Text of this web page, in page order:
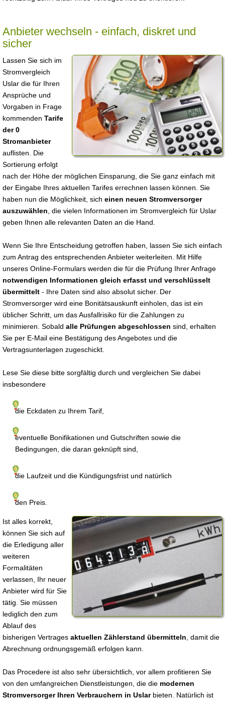
Anbieter wechseln - einfach, diskret und
sicher
Lassen Sie sich im
Stromvergleich
Uslar die für Ihren
Ansprüche und
Vorgaben in Frage
kommenden Tarife
der 0
Stromanbieter
auflisten. Die
Sortierung erfolgt
nach der Höhe der möglichen Einsparung, die Sie ganz einfach mit
der Eingabe Ihres aktuellen Tarifes errechnen lassen können. Sie
haben nun die Möglichkeit, sich einen neuen Stromversorger
auszuwählen , die vielen Informationen im Stromvergleich für Uslar
geben Ihnen alle relevanten Daten an die Hand.
Wenn Sie Ihre Entscheidung getroffen haben, lassen Sie sich einfach
zum Antrag des entsprechenden Anbieter weiterleiten. Mit Hilfe
unseres Online-Formulars werden die für die Prüfung Ihrer Anfrage
notwendigen Informationen gleich erfasst und verschlüsselt
übermittelt - Ihre Daten sind also absolut sicher. Der
Stromversorger wird eine Bonitätsauskunft einholen, das ist ein
üblicher Schritt, um das Ausfallrisiko für die Zahlungen zu
minimieren. Sobald alle Prüfungen abgeschlossen sind, erhalten
Sie per E-Mail eine Bestätigung des Angebotes und die
Vertragsunterlagen zugeschickt.
Lese Sie diese bitte sorgfältig durch und vergleichen Sie dabei
insbesondere
die Eckdaten zu Ihrem Tarif,
eventuelle Bonifikationen und Gutschriften sowie die
Bedingungen, die daran geknüpft sind,
die Laufzeit und die Kündigungsfrist und natürlich
den Preis.
Ist alles korrekt,
können Sie sich auf
die Erledigung aller
weiteren
Formalitäten
verlassen, Ihr neuer
Anbieter wird für Sie
tätig. Sie müssen
lediglich den zum
Ablauf des
bisherigen Vertrages aktuellen Zählerstand übermitteln , damit die
Abrechnung ordnungsgemäß erfolgen kann.
Das Procedere ist also sehr übersichtlich, vor allem profitieren Sie
von den umfangreichen Dienstleistungen, die die modernen
Stromversorger Ihren Verbrauchern in Uslarbieten. Natürlich ist